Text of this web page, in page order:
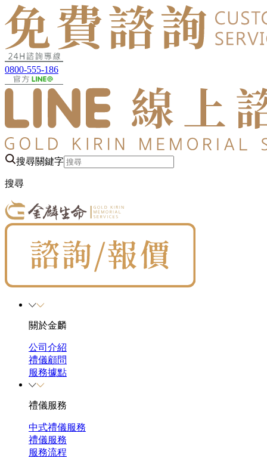
0800-555-186
搜尋關鍵字
搜尋
關於金麟
公司介紹
禮儀顧問
服務據點
禮儀服務
中式禮儀服務
禮儀服務
服務流程